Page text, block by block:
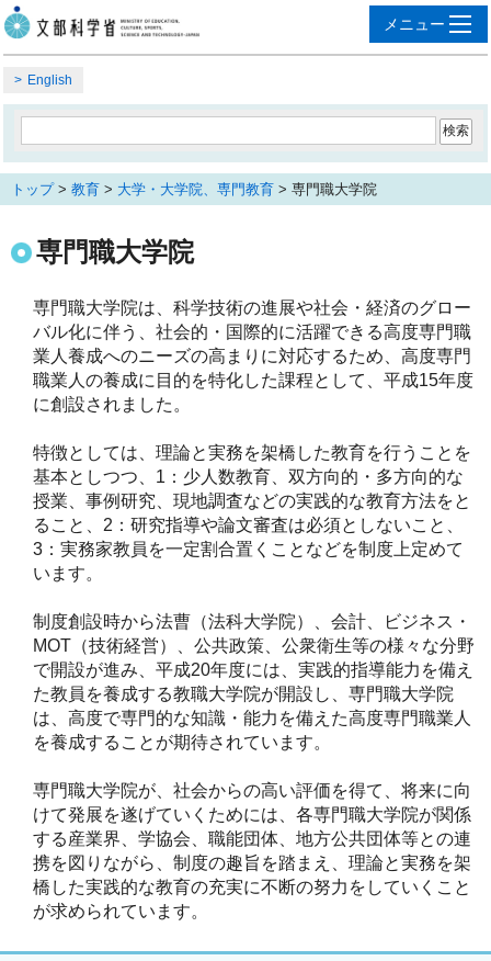
English
トップ> 教育 > 大学・大学院、専門教育 > 専門職大学院
専門職大学院
専門職大学院は、科学技術の進展や社会・経済のグロー
バル化に伴う、社会的・国際的に活躍できる高度専門職
業人養成へのニーズの高まりに対応するため、高度専門
職業人の養成に目的を特化した課程として、平成15年度
に創設されました。
特徴としては、理論と実務を架橋した教育を行うことを
基本としつつ、1：少人数教育、双方向的・多方向的な
授業、事例研究、現地調査などの実践的な教育方法をと
ること、2：研究指導や論文審査は必須としないこと、
3：実務家教員を一定割合置くことなどを制度上定めて
います。
制度創設時から法曹（法科大学院）、会計、ビジネス・
MOT（技術経営）、公共政策、公衆衛生等の様々な分野
で開設が進み、平成20年度には、実践的指導能力を備え
た教員を養成する教職大学院が開設し、専門職大学院
は、高度で専門的な知識・能力を備えた高度専門職業人
を養成することが期待されています。
専門職大学院が、社会からの高い評価を得て、将来に向
けて発展を遂げていくためには、各専門職大学院が関係
する産業界、学協会、職能団体、地方公共団体等との連
携を図りながら、制度の趣旨を踏まえ、理論と実務を架
橋した実践的な教育の充実に不断の努力をしていくこと
が求められています。